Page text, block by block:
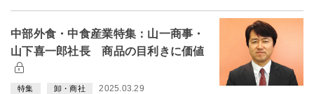
中部外食・中食産業特集：山一商事・
山下喜一郎社長 商品の目利きに価値
特集 卸・商社 2025.03.29